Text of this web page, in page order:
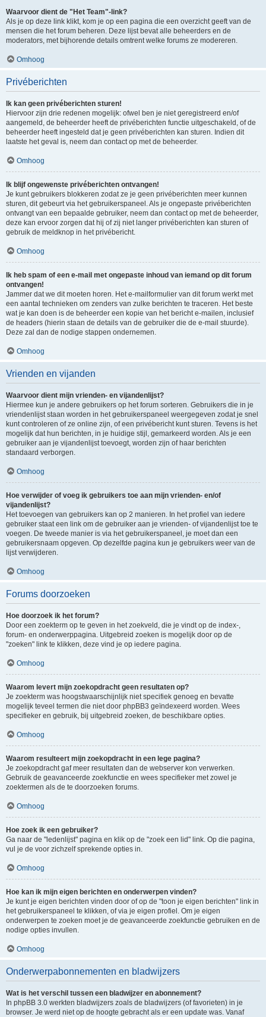
Waarvoor dient de "Het Team"-link?
Als je op deze link klikt, kom je op een pagina die een overzicht geeft van de
mensen die het forum beheren. Deze lijst bevat alle beheerders en de
moderators, met bijhorende details omtrent welke forums ze modereren.
Omhoog
Privéberichten
Ik kan geen privéberichten sturen!
Hiervoor zijn drie redenen mogelijk: ofwel ben je niet geregistreerd en/of
aangemeld, de beheerder heeft de privéberichten functie uitgeschakeld, of de
beheerder heeft ingesteld dat je geen privéberichten kan sturen. Indien dit
laatste het geval is, neem dan contact op met de beheerder.
Omhoog
Ik blijf ongewenste privéberichten ontvangen!
Je kunt gebruikers blokkeren zodat ze je geen privéberichten meer kunnen
sturen, dit gebeurt via het gebruikerspaneel. Als je ongepaste privéberichten
ontvangt van een bepaalde gebruiker, neem dan contact op met de beheerder,
deze kan ervoor zorgen dat hij of zij niet langer privéberichten kan sturen of
gebruik de meldknop in het privébericht.
Omhoog
Ik heb spam of een e-mail met ongepaste inhoud van iemand op dit forum
ontvangen!
Jammer dat we dit moeten horen. Het e-mailformulier van dit forum werkt met
een aantal technieken om zenders van zulke berichten te traceren. Het beste
wat je kan doen is de beheerder een kopie van het bericht e-mailen, inclusief
de headers (hierin staan de details van de gebruiker die de e-mail stuurde).
Deze zal dan de nodige stappen ondernemen.
Omhoog
Vrienden en vijanden
Waarvoor dient mijn vrienden- en vijandenlijst?
Hiermee kun je andere gebruikers op het forum sorteren. Gebruikers die in je
vriendenlijst staan worden in het gebruikerspaneel weergegeven zodat je snel
kunt controleren of ze online zijn, of een privébericht kunt sturen. Tevens is het
mogelijk dat hun berichten, in je huidige stijl, gemarkeerd worden. Als je een
gebruiker aan je vijandenlijst toevoegt, worden zijn of haar berichten
standaard verborgen.
Omhoog
Hoe verwijder of voeg ik gebruikers toe aan mijn vrienden- en/of
vijandenlijst?
Het toevoegen van gebruikers kan op 2 manieren. In het profiel van iedere
gebruiker staat een link om de gebruiker aan je vrienden- of vijandenlijst toe te
voegen. De tweede manier is via het gebruikerspaneel, je moet dan een
gebruikersnaam opgeven. Op dezelfde pagina kun je gebruikers weer van de
lijst verwijderen.
Omhoog
Forums doorzoeken
Hoe doorzoek ik het forum?
Door een zoekterm op te geven in het zoekveld, die je vindt op de index-,
forum- en onderwerppagina. Uitgebreid zoeken is mogelijk door op de
"zoeken" link te klikken, deze vind je op iedere pagina.
Omhoog
Waarom levert mijn zoekopdracht geen resultaten op?
Je zoekterm was hoogstwaarschijnlijk niet specifiek genoeg en bevatte
mogelijk teveel termen die niet door phpBB3 geïndexeerd worden. Wees
specifieker en gebruik, bij uitgebreid zoeken, de beschikbare opties.
Omhoog
Waarom resulteert mijn zoekopdracht in een lege pagina?
Je zoekopdracht gaf meer resultaten dan de webserver kon verwerken.
Gebruik de geavanceerde zoekfunctie en wees specifieker met zowel je
zoektermen als de te doorzoeken forums.
Omhoog
Hoe zoek ik een gebruiker?
Ga naar de "ledenlijst" pagina en klik op de "zoek een lid" link. Op die pagina,
vul je de voor zichzelf sprekende opties in.
Omhoog
Hoe kan ik mijn eigen berichten en onderwerpen vinden?
Je kunt je eigen berichten vinden door of op de "toon je eigen berichten" link in
het gebruikerspaneel te klikken, of via je eigen profiel. Om je eigen
onderwerpen te zoeken moet je de geavanceerde zoekfunctie gebruiken en de
nodige opties invullen.
Omhoog
Onderwerpabonnementen en bladwijzers
Wat is het verschil tussen een bladwijzer en abonnement?
In phpBB 3.0 werkten bladwijzers zoals de bladwijzers (of favorieten) in je
browser. Je werd niet op de hoogte gebracht als er een update was. Vanaf